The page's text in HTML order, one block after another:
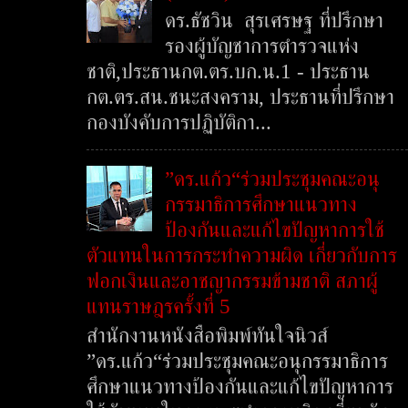
ดร.ธัชวิน สุรเศรษฐ ที่ปรึกษา
รองผู้บัญชาการตำรวจแห่ง
ชาติ,ประธานกต.ตร.บก.น.1 - ประธาน
กต.ตร.สน.ชนะสงคราม, ประธานที่ปรึกษา
กองบังคับการปฏิบัติกา...
”ดร.แก้ว“ร่วมประชุมคณะอนุ
กรรมาธิการศึกษาแนวทาง
ป้องกันและแก้ไขปัญหาการใช้
ตัวแทนในการกระทำความผิด เกี่ยวกับการ
ฟอกเงินและอาชญากรรมข้ามชาติ สภาผู้
แทนราษฎรครั้งที่ 5
สำนักงานหนังสือพิมพ์ทันใจนิวส์
”ดร.แก้ว“ร่วมประชุมคณะอนุกรรมาธิการ
ศึกษาแนวทางป้องกันและแก้ไขปัญหาการ